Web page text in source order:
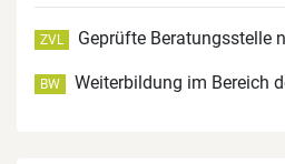
ZVL Geprüfte Beratungsstelle
BW Weiterbildung im Bereich